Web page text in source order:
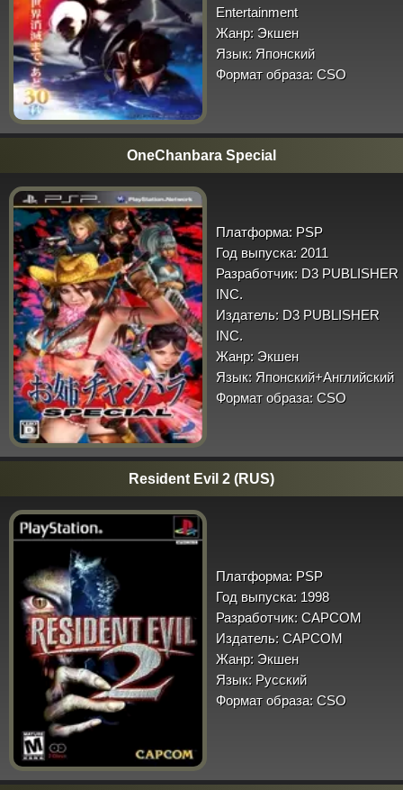
Entertainment
Жанр: Экшен
Язык: Японский
Формат образа: CSO
OneChanbara Special
Платформа: PSP
Год выпуска: 2011
Разработчик: D3 PUBLISHER
INC.
Издатель: D3 PUBLISHER
INC.
Жанр: Экшен
Язык: Японский+Английский
Формат образа: CSO
Resident Evil 2 (RUS)
Платформа: PSP
Год выпуска: 1998
Разработчик: CAPCOM
Издатель: CAPCOM
Жанр: Экшен
Язык: Русский
Формат образа: CSO